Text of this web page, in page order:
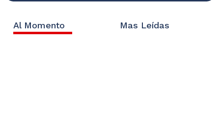
Al Momento Mas Leídas